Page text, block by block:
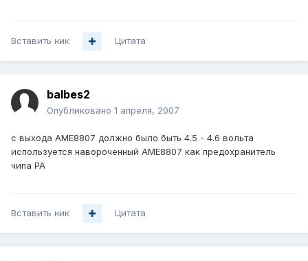
Вставить ник Цитата
balbes2
Опубликовано 1 апреля, 2007
с выхода АМЕ8807 должно было быть 4.5 - 4.6 вольта
используется навороченный АМЕ8807 как предохранитель
чипа PA
Вставить ник Цитата